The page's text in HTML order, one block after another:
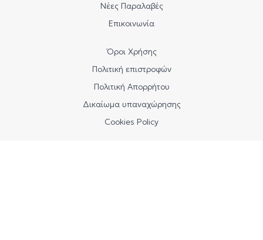
Νέες Παραλαβές
Επικοινωνία
Όροι Χρήσης
Πολιτική επιστροφών
Πολιτική Απορρήτου
Δικαίωμα υπαναχώρησης
Cookies Policy